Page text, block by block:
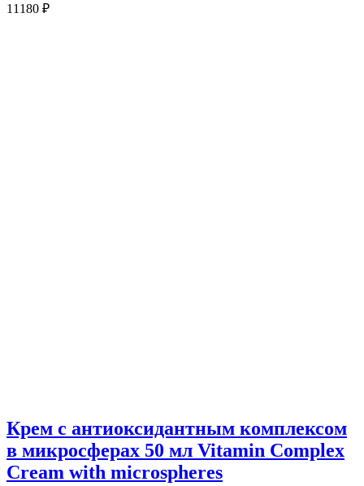
11180 ₽
Крем с антиоксидантным комплексом
в микросферах 50 мл Vitamin Complex
Cream with microspheres